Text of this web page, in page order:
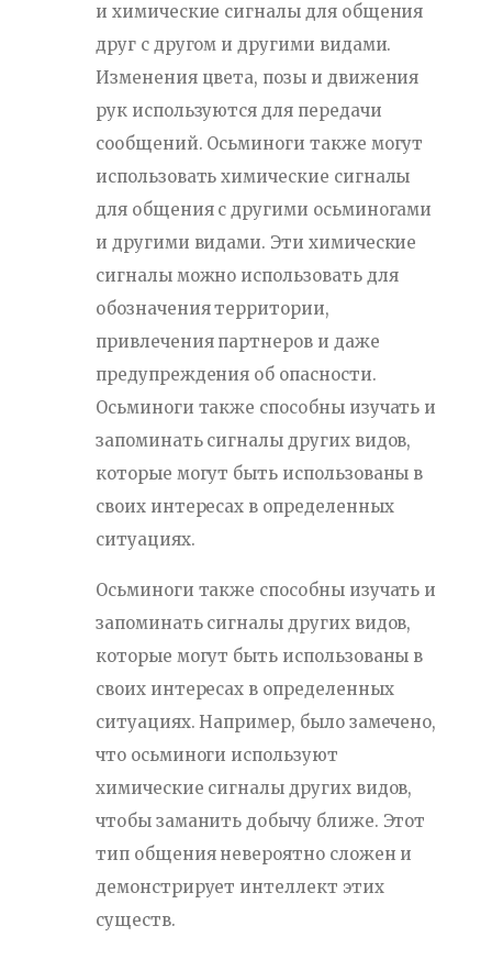
и химические сигналы для общения
друг с другом и другими видами.
Изменения цвета, позы и движения
рук используются для передачи
сообщений. Осьминоги также могут
использовать химические сигналы
для общения с другими осьминогами
и другими видами. Эти химические
сигналы можно использовать для
обозначения территории,
привлечения партнеров и даже
предупреждения об опасности.
Осьминоги также способны изучать и
запоминать сигналы других видов,
которые могут быть использованы в
своих интересах в определенных
ситуациях.
Осьминоги также способны изучать и
запоминать сигналы других видов,
которые могут быть использованы в
своих интересах в определенных
ситуациях. Например, было замечено,
что осьминоги используют
химические сигналы других видов,
чтобы заманить добычу ближе. Этот
тип общения невероятно сложен и
демонстрирует интеллект этих
существ.